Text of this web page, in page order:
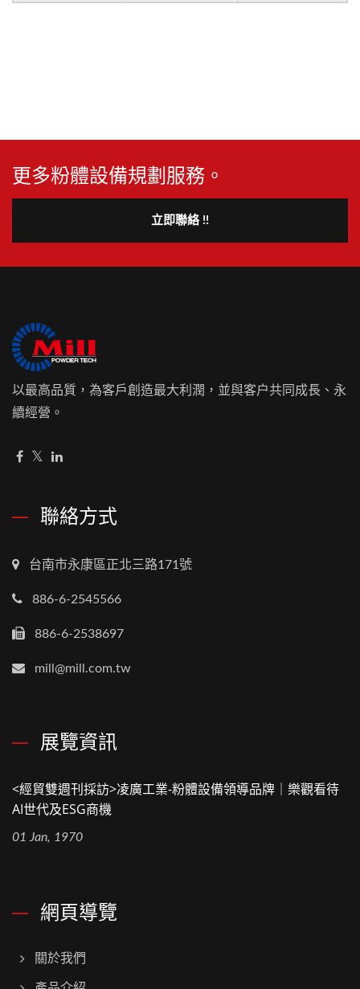
更多粉體設備規劃服務。
立即聯絡 !!
以最高品質，為客戶創造最大利潤，並與客户共同成長、永
續經營。
聯絡方式
台南市永康區正北三路171號
886-6-2545566
886-6-2538697
mill@mill.com.tw
展覽資訊
<經貿雙週刊採訪>凌廣工業-粉體設備領導品牌｜樂觀看待
AI世代及ESG商機
01 Jan, 1970
網頁導覽
關於我們